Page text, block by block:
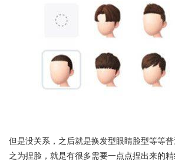
但是没关系，之后就是换发型眼睛脸型等等
之为捏脸，就是有很多需要一点点捏出来的精